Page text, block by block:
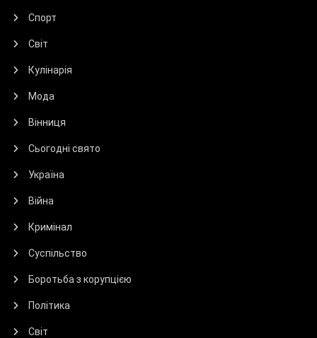
Спорт
Світ
Кулінарія
Мода
Вінниця
Сьогодні свято
Україна
Війна
Кримінал
Суспільство
Боротьба з корупцією
Політика
Світ